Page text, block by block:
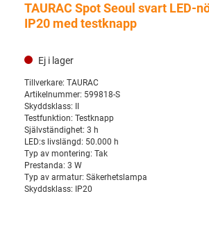
TAURAC Spot Seoul svart LED-
IP20 med testknapp
Ej i lager
Tillverkare: TAURAC
Artikelnummer: 599818-S
Skyddsklass: II
Testfunktion: Testknapp
Självständighet: 3 h
LED:s livslängd: 50.000 h
Typ av montering: Tak
Prestanda: 3 W
Typ av armatur: Säkerhetslampa
Skyddsklass: IP20